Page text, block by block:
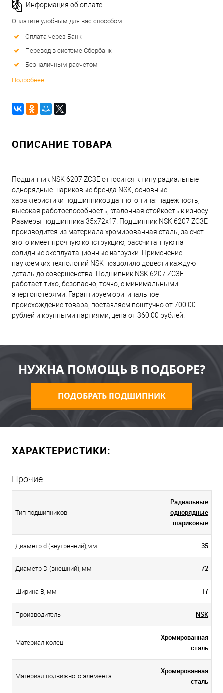
Информация об оплате
Оплатите удобным для вас способом:
Оплата через Банк
Перевод в системе Сбербанк
Безналичным расчетом
Подробнее
ОПИСАНИЕ ТОВАРА
Подшипник NSK 6207 ZC3E относится к типу радиальные
однорядные шариковые бренда NSK, основные
характеристики подшипников данного типа: надежность,
высокая работоспособность, эталонная стойкость к износу.
Размеры подшипника 35x72x17. Подшипник NSK 6207 ZC3E
производится из материала хромированная сталь, за счет
этого имеет прочную конструкцию, рассчитанную на
солидные эксплуатационные нагрузки. Применение
наукоемких технологий NSK позволило довести каждую
деталь до совершенства. Подшипник NSK 6207 ZC3E
работает тихо, безопасно, точно, с минимальными
энергопотерями. Гарантируем оригинальное
происхождение товара, поставляем поштучно от 700.00
рублей и крупными партиями, цена от 360.00 рублей.
НУЖНА ПОМОЩЬ В ПОДБОРЕ?
ПОДОБРАТЬ ПОДШИПНИК
ХАРАКТЕРИСТИКИ:
Прочие
Тип подшипников
Радиальные
однорядные
шариковые
Диаметр d (внутренний),мм 35
Диаметр D (внешний), мм 72
Ширина B, мм 17
Производитель NSK
Материал колец
Хромированная
сталь
Материал подвижного элемента
Хромированная
сталь